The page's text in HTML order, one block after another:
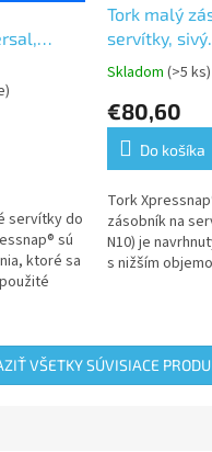
1125
servítky do
sú
ktoré sa
Tork malý
servítky, sivý
vrchu,systém
Priemerné
produktu
5,0
5
hviezdičiek.
Skladom (>5 ks)
€80,60
Do košíka
Tork
zásobník na
N10) je
s nižším
VŠETKY SÚVISIACE